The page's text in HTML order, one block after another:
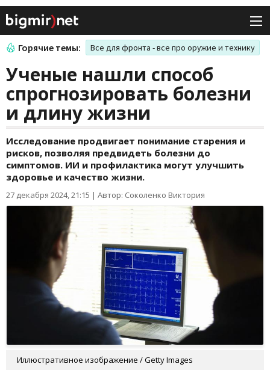
Горячие темы: Все для фронта - все про оружие и технику
Ученые нашли способ
спрогнозировать болезни
и длину жизни
Исследование продвигает понимание старения и
рисков, позволяя предвидеть болезни до
симптомов. ИИ и профилактика могут улучшить
здоровье и качество жизни.
27 декабря 2024, 21:15 | Автор: Соколенко Виктория
Иллюстративное изображение / Getty Images